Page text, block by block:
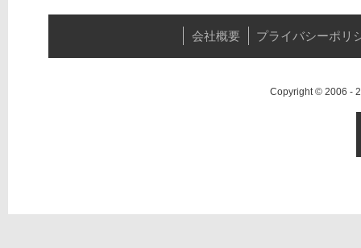
会社概要 プライバシーポリ
Copyright © 2006 -